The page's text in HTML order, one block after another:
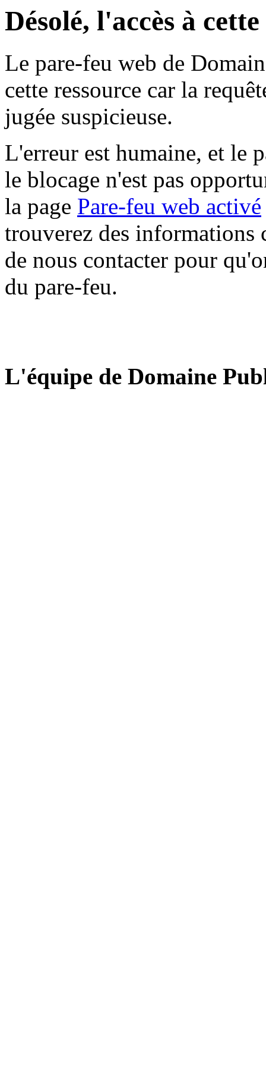
Désolé, l'accès à
Le pare-feu web de
cette ressource car la
jugée suspicieuse.
L'erreur est humaine, et le
le blocage n'est pas
la page Pare-feu web activé
trouverez des informations
de nous contacter pour
du pare-feu.
L'équipe de Domaine